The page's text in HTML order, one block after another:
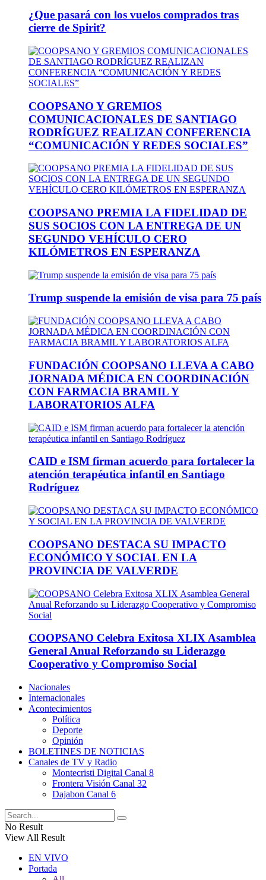
¿Que pasará con los vuelos comprados tras
cierre de Spirit?
COOPSANO Y GREMIOS
COMUNICACIONALES DE SANTIAGO
RODRÍGUEZ REALIZAN CONFERENCIA
“COMUNICACIÓN Y REDES SOCIALES”
COOPSANO PREMIA LA FIDELIDAD DE
SUS SOCIOS CON LA ENTREGA DE UN
SEGUNDO VEHÍCULO CERO
KILÓMETROS EN ESPERANZA
Trump suspende la emisión de visa para 75 país
FUNDACIÓN COOPSANO LLEVA A CABO
JORNADA MÉDICA EN COORDINACIÓN
CON FARMACIA BRAMIL Y
LABORATORIOS ALFA
CAID e ISM firman acuerdo para fortalecer la
atención terapéutica infantil en Santiago
Rodríguez
COOPSANO DESTACA SU IMPACTO
ECONÓMICO Y SOCIAL EN LA
PROVINCIA DE VALVERDE
COOPSANO Celebra Exitosa XLIX Asamblea
General Anual Reforzando su Liderazgo
Cooperativo y Compromiso Social
Nacionales
Internacionales
Acontecimientos
Política
Deporte
Opinión
BOLETINES DE NOTICIAS
Canales de TV y Radio
Montecristi Digital Canal 8
Frontera Visión Canal 32
Dajabon Canal 6
No Result
View All Result
EN VIVO
Portada